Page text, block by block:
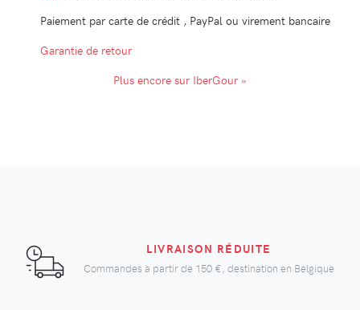
Paiement par carte de crédit , PayPal ou virement bancaire
Garantie de retour
Plus encore sur IberGour »
LIVRAISON RÉDUITE
Commandes à partir de 150 €, destination en Belgique